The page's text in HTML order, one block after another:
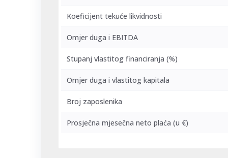
Koeficijent tekuće likvidnosti
Omjer duga i EBITDA
Stupanj vlastitog financiranja (%)
Omjer duga i vlastitog kapitala
Broj zaposlenika
Prosječna mjesečna neto plaća (u €)